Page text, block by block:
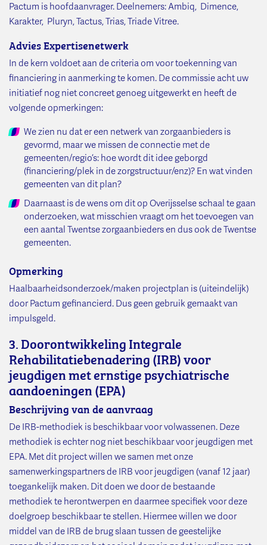
Pactum is hoofdaanvrager. Deelnemers: Ambiq, Dimence,
Karakter, Pluryn, Tactus, Trias, Triade Vitree.
Advies Expertisenetwerk
In de kern voldoet aan de criteria om voor toekenning van
financiering in aanmerking te komen. De commissie acht uw
initiatief nog niet concreet genoeg uitgewerkt en heeft de
volgende opmerkingen:
We zien nu dat er een netwerk van zorgaanbieders is
gevormd, maar we missen de connectie met de
gemeenten/regio’s: hoe wordt dit idee geborgd
(financiering/plek in de zorgstructuur/enz)? En wat vinden
gemeenten van dit plan?
Daarnaast is de wens om dit op Overijsselse schaal te gaan
onderzoeken, wat misschien vraagt om het toevoegen van
een aantal Twentse zorgaanbieders en dus ook de Twentse
gemeenten.
Opmerking
Haalbaarheidsonderzoek/maken projectplan is (uiteindelijk)
door Pactum gefinancierd. Dus geen gebruik gemaakt van
impulsgeld.
3. Doorontwikkeling Integrale
Rehabilitatiebenadering (IRB) voor
jeugdigen met ernstige psychiatrische
aandoeningen (EPA)
Beschrijving van de aanvraag
De IRB-methodiek is beschikbaar voor volwassenen. Deze
methodiek is echter nog niet beschikbaar voor jeugdigen met
EPA. Met dit project willen we samen met onze
samenwerkingspartners de IRB voor jeugdigen (vanaf 12 jaar)
toegankelijk maken. Dit doen we door de bestaande
methodiek te herontwerpen en daarmee specifiek voor deze
doelgroep beschikbaar te stellen. Hiermee willen we door
middel van de IRB de brug slaan tussen de geestelijke